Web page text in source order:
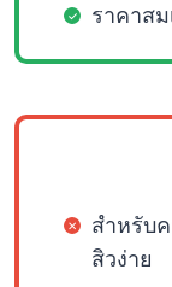
ราคาส
สำหรับ
สิวง่าย